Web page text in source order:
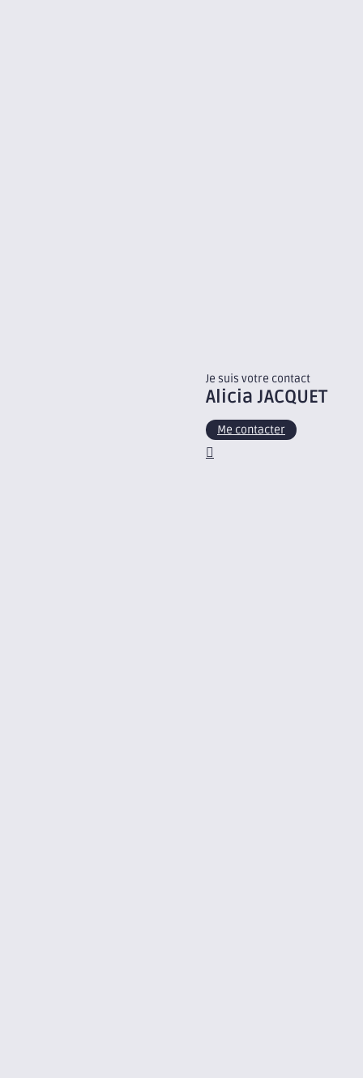
Je suis votre contact
AliciaJACQUET
Me contacter